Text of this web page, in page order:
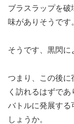
ブラスラップを
味がありそうです
そうです、黒閃に
つまり、この後に
く訪れるはずで
バトルに発展する
しょうか。